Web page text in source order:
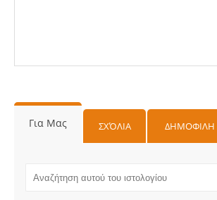
Για Μας ΣΧΌΛΙΑ ΔΗΜΟΦΙΛΗ